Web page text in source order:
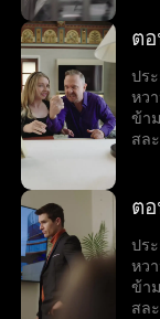
ต
ปร
หว
ข้า
สล
ต
ปร
หว
ข้า
สล